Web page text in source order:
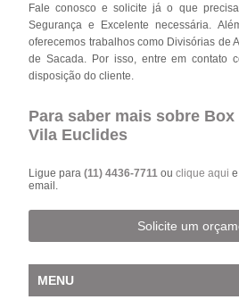
Fale conosco e solicite já o que
Segurança e Excelente necessária.
oferecemos trabalhos como Divisórias de
de Sacada. Por isso, entre em contato
disposição do cliente.
Para saber mais sobre
Vila Euclides
Ligue para(11) 4436-7711ouclique aqui
email.
Solicite um
MENU